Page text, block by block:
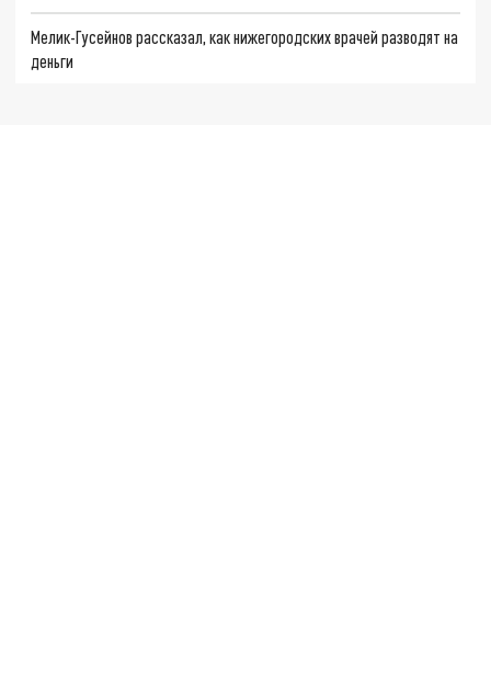
Мелик-Гусейнов рассказал, как нижегородских врачей разводят на
деньги